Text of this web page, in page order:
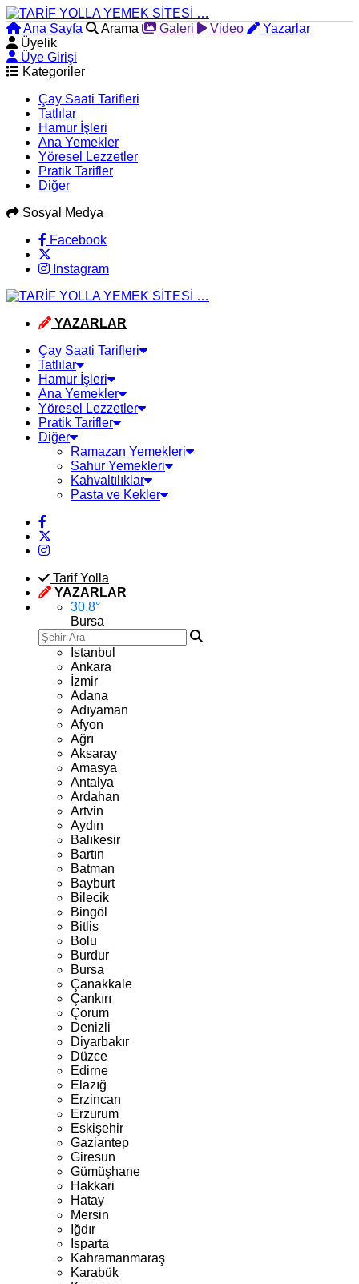
Ana Sayfa Arama Galeri Video
Yazarlar
Üyelik
Üye Girişi
Kategoriler
Çay Saati Tarifleri
Tatlılar
Hamur İşleri
Ana Yemekler
Yöresel Lezzetler
Pratik Tarifler
Diğer
Sosyal Medya
Facebook
Instagram
YAZARLAR
Çay Saati Tarifleri
Tatlılar
Hamur İşleri
Ana Yemekler
Yöresel Lezzetler
Pratik Tarifler
Diğer
Ramazan Yemekleri
Sahur Yemekleri
Kahvaltılıklar
Pasta ve Kekler
Tarif Yolla
YAZARLAR
30.8°
Bursa
İstanbul
Ankara
İzmir
Adana
Adıyaman
Afyon
Ağrı
Aksaray
Amasya
Antalya
Ardahan
Artvin
Aydın
Balıkesir
Bartın
Batman
Bayburt
Bilecik
Bingöl
Bitlis
Bolu
Burdur
Bursa
Çanakkale
Çankırı
Çorum
Denizli
Diyarbakır
Düzce
Edirne
Elazığ
Erzincan
Erzurum
Eskişehir
Gaziantep
Giresun
Gümüşhane
Hakkari
Hatay
Mersin
Iğdır
Isparta
Kahramanmaraş
Karabük